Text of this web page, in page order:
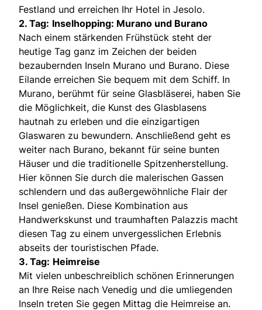
Festland und erreichen Ihr Hotel in Jesolo.
2. Tag: Inselhopping: Murano und Burano
Nach einem stärkenden Frühstück steht der
heutige Tag ganz im Zeichen der beiden
bezaubernden Inseln Murano und Burano. Diese
Eilande erreichen Sie bequem mit dem Schiff. In
Murano, berühmt für seine Glasbläserei, haben Sie
die Möglichkeit, die Kunst des Glasblasens
hautnah zu erleben und die einzigartigen
Glaswaren zu bewundern. Anschließend geht es
weiter nach Burano, bekannt für seine bunten
Häuser und die traditionelle Spitzenherstellung.
Hier können Sie durch die malerischen Gassen
schlendern und das außergewöhnliche Flair der
Insel genießen. Diese Kombination aus
Handwerkskunst und traumhaften Palazzis macht
diesen Tag zu einem unvergesslichen Erlebnis
abseits der touristischen Pfade.
3. Tag: Heimreise
Mit vielen unbeschreiblich schönen Erinnerungen
an Ihre Reise nach Venedig und die umliegenden
Inseln treten Sie gegen Mittag die Heimreise an.